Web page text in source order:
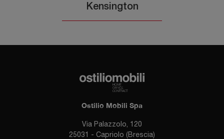
Kensington
Ostilio Mobili Spa
Via Palazzolo, 120
25031 - Capriolo (Brescia)